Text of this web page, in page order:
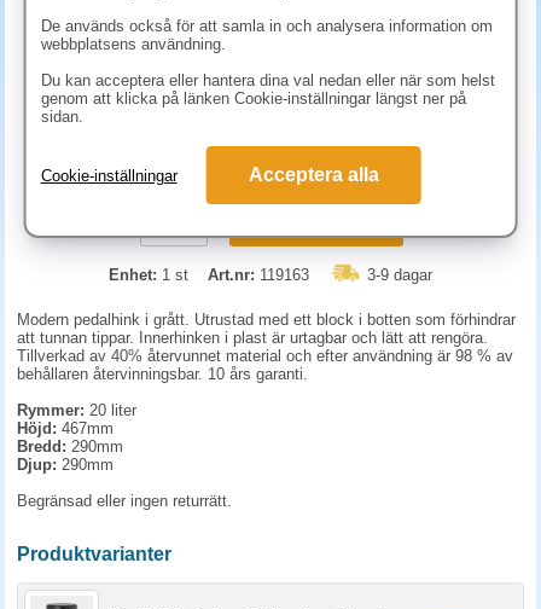
1243.80 kr (inkl. moms)
Enhet: 1 st Art.nr: 119163 3-9 dagar
Modern pedalhink i grått. Utrustad med ett block i botten som förhindrar
att tunnan tippar. Innerhinken i plast är urtagbar och lätt att rengöra.
Tillverkad av 40% återvunnet material och efter användning är 98 % av
behållaren återvinningsbar. 10 års garanti.
Rymmer: 20 liter
Höjd: 467mm
Bredd: 290mm
Djup: 290mm
Begränsad eller ingen returrätt.
Produktvarianter
De används också för att samla in och analysera information om
webbplatsens användning.
Du kan acceptera eller hantera dina val nedan eller när som helst
genom att klicka på länken Cookie-inställningar längst ner på
sidan.
Cookie-inställningar Acceptera alla